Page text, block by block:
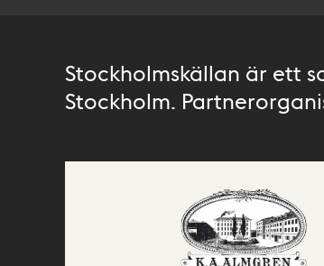
Stockholmskällan är ett
Stockholm.